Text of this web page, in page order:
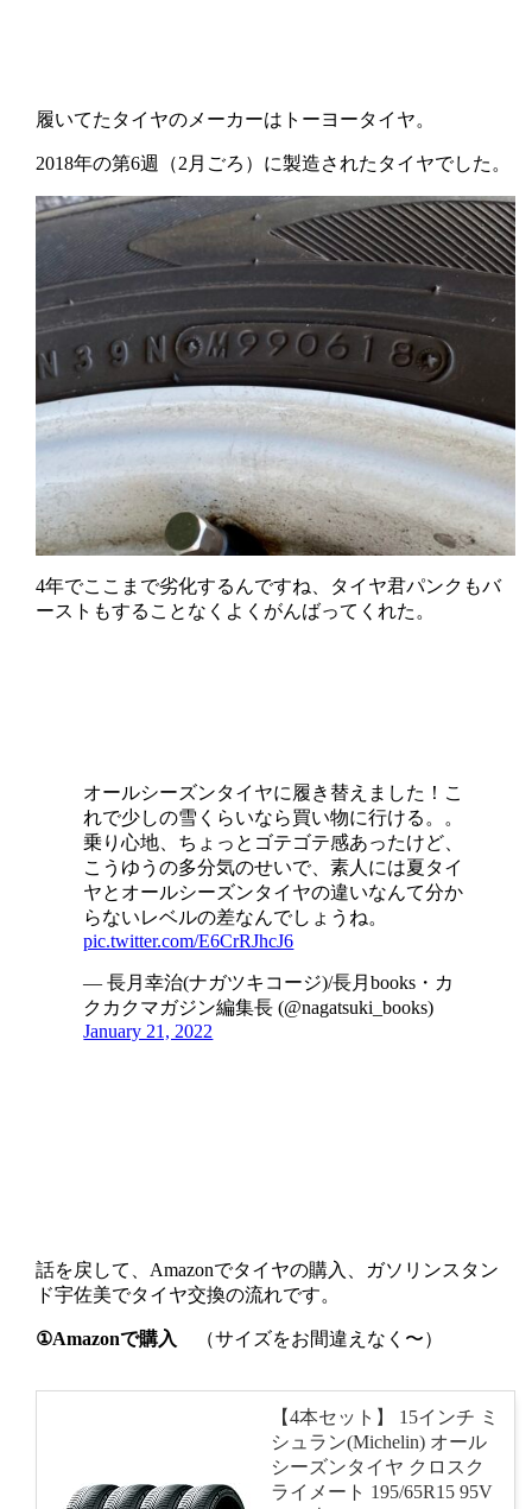
履いてたタイヤのメーカーはトーヨータイヤ。
2018年の第6週（2月ごろ）に製造されたタイヤでした。
4年でここまで劣化するんですね、タイヤ君パンクもバ
ーストもすることなくよくがんばってくれた。
オールシーズンタイヤに履き替えました！こ
れで少しの雪くらいなら買い物に行ける。。
乗り心地、ちょっとゴテゴテ感あったけど、
こうゆうの多分気のせいで、素人には夏タイ
ヤとオールシーズンタイヤの違いなんて分か
らないレベルの差なんでしょうね。
pic.twitter.com/E6CrRJhcJ6
— 長月幸治(ナガツキコージ)/長月books・カ
クカクマガジン編集長 (@nagatsuki_books)
January 21, 2022
話を戻して、Amazonでタイヤの購入、ガソリンスタン
ド宇佐美でタイヤ交換の流れです。
①Amazonで購入 （サイズをお間違えなく〜）
【4本セット】 15インチ ミ
シュラン(Michelin) オール
シーズンタイヤ クロスク
ライメート 195/65R15 95V